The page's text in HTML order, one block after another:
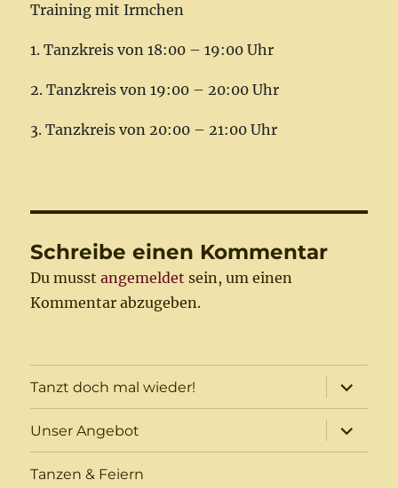
Training mit Irmchen
1. Tanzkreis von 18:00 – 19:00 Uhr
2. Tanzkreis von 19:00 – 20:00 Uhr
3. Tanzkreis von 20:00 – 21:00 Uhr
Schreibe einen Kommentar
Du musstangemeldet sein, um einen
Kommentar abzugeben.
Tanzt doch mal wieder!
öffnen
Unser Angebot
öffnen
Tanzen & Feiern